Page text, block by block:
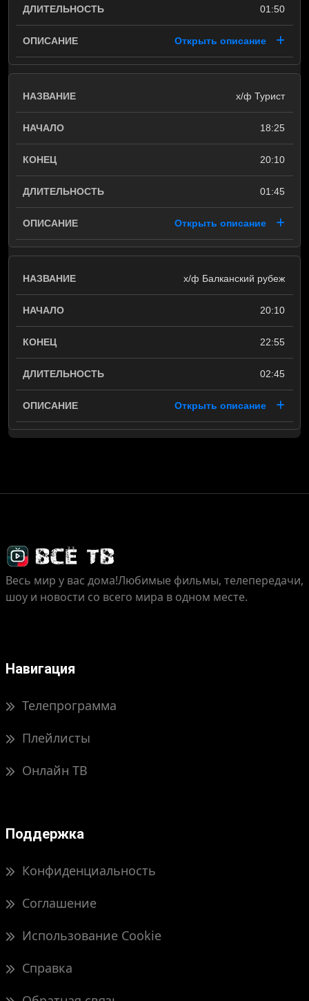
01:50
Открыть описание
х/ф Турист
18:25
20:10
01:45
Открыть описание
х/ф Балканский рубеж
20:10
22:55
02:45
Открыть описание
Весь мир у вас дома!Любимые фильмы, телепередачи,
шоу и новости со всего мира в одном месте.
Навигация
Телепрограмма
Плейлисты
Онлайн ТВ
Поддержка
Конфиденциальность
Соглашение
Использование Cookie
Справка